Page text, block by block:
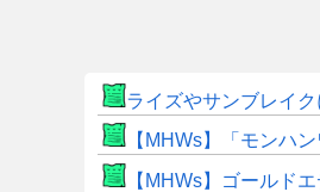
ライズやサンブレイ
【MHWs】「モンハ
【MHWs】ゴールド